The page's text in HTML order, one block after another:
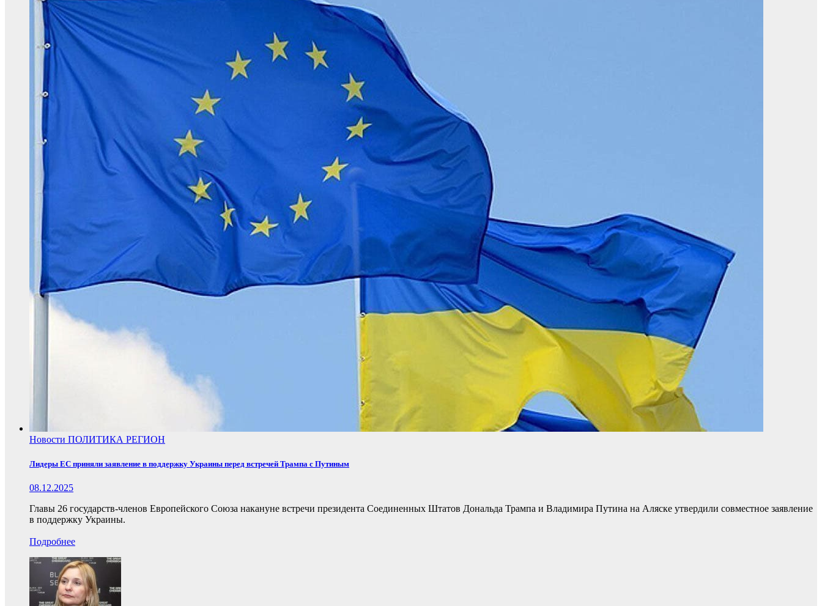
Новости ПОЛИТИКА РЕГИОН
Лидеры ЕС приняли заявление в поддержку Украины перед встречей Трампа с Путиным
08.12.2025
Главы 26 государств-членов Европейского Союза накануне встречи президента Соединенных Штатов Дональда Трампа и Владимира Путина на Аляске утвердили совместное заявление
в поддержку Украины.
Подробнее